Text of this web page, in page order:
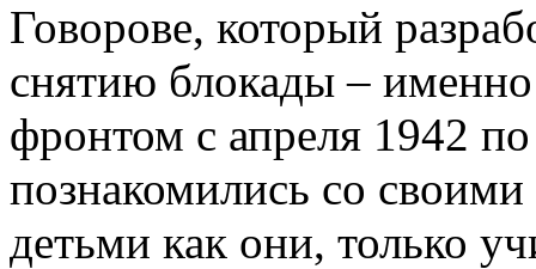
Говорове, который
снятию блокады –
фронтом с апреля 1942
познакомились со
детьми как они, только